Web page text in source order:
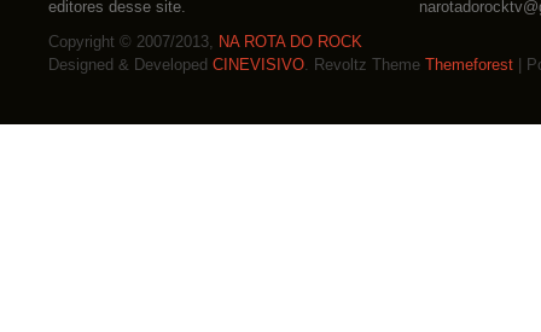
editores desse site.
Copyright © 2007/2013, NA ROTA DO ROCK
Designed & Developed CINEVISIVO. Revoltz Theme Themeforest |